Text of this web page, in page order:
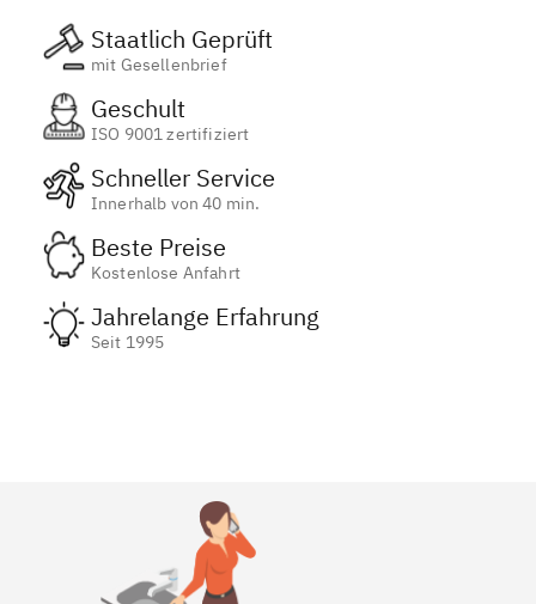
Staatlich Geprüft
mit Gesellenbrief
Geschult
ISO 9001 zertifiziert
Schneller Service
Innerhalb von 40 min.
Beste Preise
Kostenlose Anfahrt
Jahrelange Erfahrung
Seit 1995